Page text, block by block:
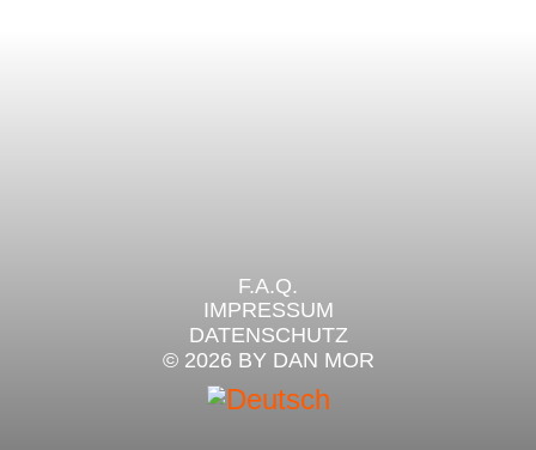
F.A.Q.
IMPRESSUM
DATENSCHUTZ
© 2026 BY DAN MOR